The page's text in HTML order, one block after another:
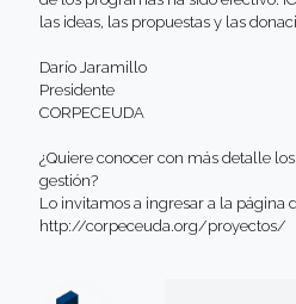
las ideas, las propuestas y las
Darío Jaramillo
Presidente
CORPECEUDA
¿Quiere conocer con más detalle
gestión?
Lo invitamos a ingresar a la página
http://corpeceuda.org/proyectos/